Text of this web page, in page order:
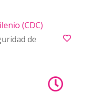
(CDC)
de